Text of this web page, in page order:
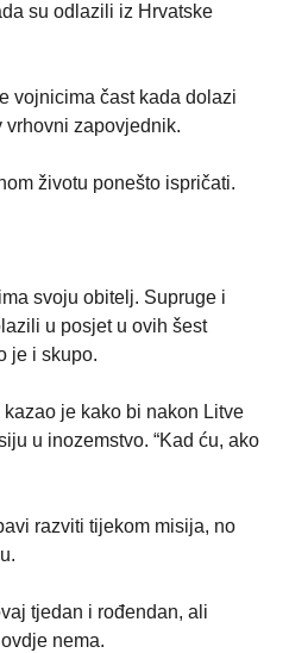
su odlazili iz Hrvatske
vojnicima čast kada dolazi
zapovjednik.
životu ponešto ispričati.
svoju obitelj. Supruge i
u posjet u ovih šest
je i skupo.
je kako bi nakon Litve
u inozemstvo. “Kad ću, ako
razviti tijekom misija, no
tjedan i rođendan, ali
nema.